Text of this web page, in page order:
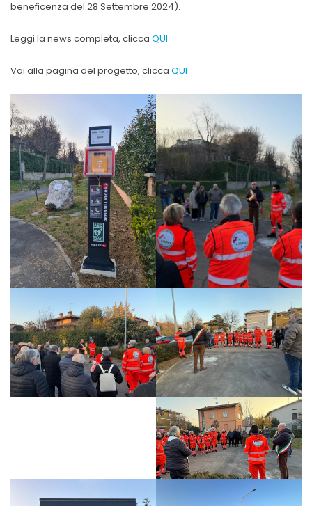
beneficenza del 28 Settembre 2024).
Leggi la news completa, clicca QUI
Vai alla pagina del progetto, clicca QUI